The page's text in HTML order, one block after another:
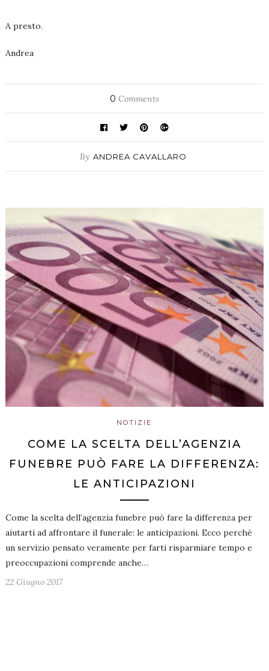
A presto.
Andrea
0 Comments
By ANDREA CAVALLARO
NOTIZIE
COME LA SCELTA DELL’AGENZIA
FUNEBRE PUÒ FARE LA DIFFERENZA:
LE ANTICIPAZIONI
Come la scelta dell’agenzia funebre può fare la differenza per
aiutarti ad affrontare il funerale: le anticipazioni. Ecco perché
un servizio pensato veramente per farti risparmiare tempo e
preoccupazioni comprende anche…
22 Giugno 2017